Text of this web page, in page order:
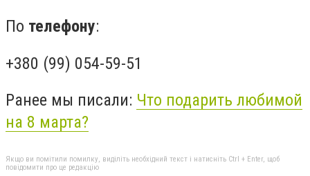
По телефону:
+380 (99) 054-59-51
Ранее мы писали: Что подарить любимой
на 8 марта?
Якщо ви помітили помилку, виділіть необхідний текст і натисніть Ctrl + Enter, щоб
повідомити про це редакцію